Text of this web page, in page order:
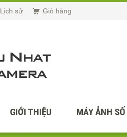
Lịch sử Giỏ hàng
GIỚI THIỆU MÁY ẢNH SỐ